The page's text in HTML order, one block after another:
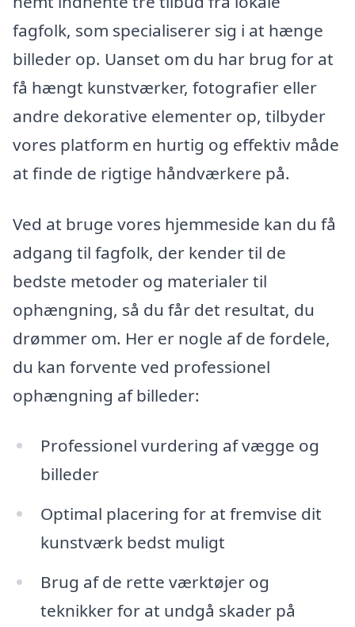
fagfolk, som specialiserer sig i at hænge
billeder op. Uanset om du har brug for at
få hængt kunstværker, fotografier eller
andre dekorative elementer op, tilbyder
vores platform en hurtig og effektiv måde
at finde de rigtige håndværkere på.
Ved at bruge vores hjemmeside kan du få
adgang til fagfolk, der kender til de
bedste metoder og materialer til
ophængning, så du får det resultat, du
drømmer om. Her er nogle af de fordele,
du kan forvente ved professionel
ophængning af billeder:
Professionel vurdering af vægge og
billeder
Optimal placering for at fremvise dit
kunstværk bedst muligt
Brug af de rette værktøjer og
teknikker for at undgå skader på